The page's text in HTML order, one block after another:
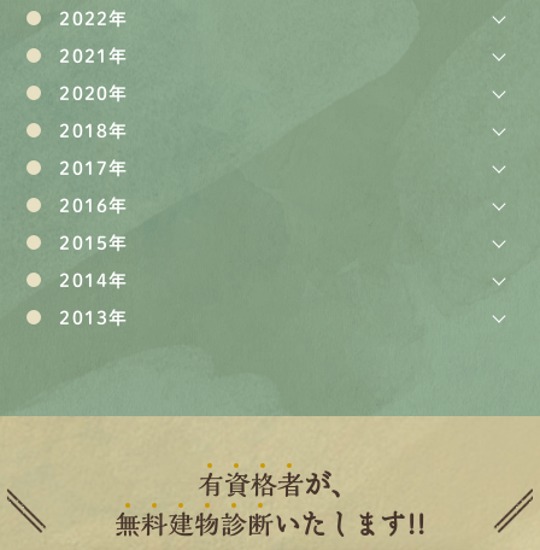
2022年
2021年
2020年
2018年
2017年
2016年
2015年
2014年
2013年
有資格者が、
無料建物診断いたします!!